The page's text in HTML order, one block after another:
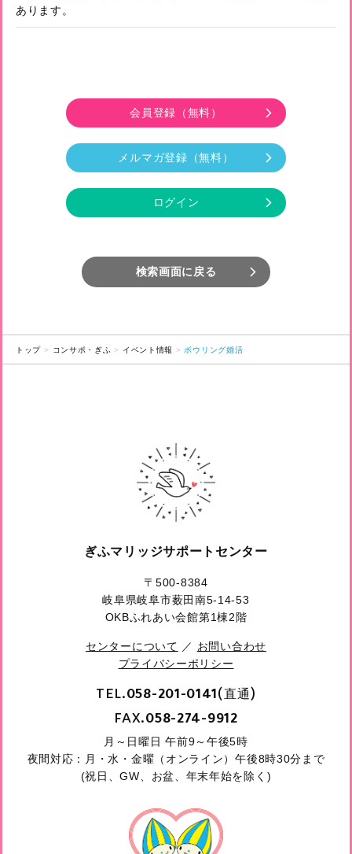
あります。
会員登録 （無料）
メルマガ登録 （無料）
ログイン
検索画面に戻る
トップ コンサポ・ぎふ イベント情報 ボウリング婚活
ぎふマリッジサポートセンター
〒500-8384
岐阜県岐阜市薮田南5-14-53
OKBふれあい会館第1棟2階
センターについて ／ お問い合わせ
プライバシーポリシー
TEL.058-201-0141(直通)
FAX.058-274-9912
月～日曜日 午前9～午後5時
夜間対応：月・水・金曜（オンライン）午後8時30分まで
(祝日、GW、お盆、年末年始を除く)